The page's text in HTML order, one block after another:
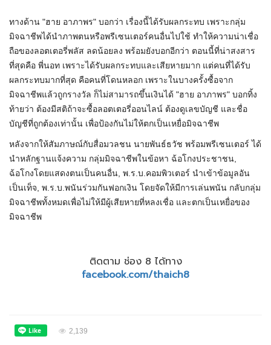
ทางด้าน "ฮาย อาภาพร" บอกว่า เรื่องนี้ได้รับผลกระทบ เพราะกลุ่ม
มิจฉาชีพได้นำภาพตนหรือพรีเซนเตอร์คนอื่นไปใช้ ทำให้ความน่าเชื่อ
ถือของลอตเตอรี่พลัส ลดน้อยลง พร้อมยังบอกอีกว่า ตอนนี้ที่น่าสงสาร
ที่สุดคือ พี่นอท เพราะได้รับผลกระทบและเสียหายมาก แต่คนที่ได้รับ
ผลกระทบมากที่สุด คือคนที่โดนหลอก เพราะในบางครั้งซื้อจาก
มิจฉาชีพแล้วถูกรางวัล ก็ไม่สามารถขึ้นเงินได้ "ฮาย อาภาพร" บอกทิ้ง
ท้ายว่า ต้องมีสติถ้าจะซื้อลอตเตอรี่ออนไลน์ ต้องดูเลขบัญชี และชื่อ
บัญชีที่ถูกต้องเท่านั้น เพื่อป้องกันไม่ให้ตกเป็นเหยื่อมิจฉาชีพ
หลังจากให้สัมภาษณ์กับสื่อมวลชน นายพันธ์ธวัช พร้อมพรีเซนเตอร์ ได้
นำหลักฐานแจ้งความ กลุ่มมิจฉาชีพในข้อหา ฉ้อโกงประชาชน,
ฉ้อโกงโดยแสดงตนเป็นคนอื่น, พ.ร.บ.คอมพิวเตอร์ นำเข้าข้อมูลอัน
เป็นเท็จ, พ.ร.บ.พนันร่วมกันฟอกเงิน โดยจัดให้มีการเล่นพนัน กลับกลุ่ม
มิจฉาชีพทั้งหมดเพื่อไม่ให้มีผู้เสียหายที่หลงเชื่อ และตกเป็นเหยื่อของ
มิจฉาชีพ
ติดตาม ช่อง 8 ได้ทาง
facebook.com/thaich8
2,139